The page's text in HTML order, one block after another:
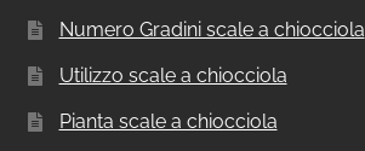
Numero Gradini scale a chiocciola
Utilizzo scale a chiocciola
Pianta scale a chiocciola